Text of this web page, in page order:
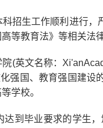
生工作顺利进行，
等教育法》等相关法
英文名称：
强国、教育强国建
学校。
毕业要求的学生，